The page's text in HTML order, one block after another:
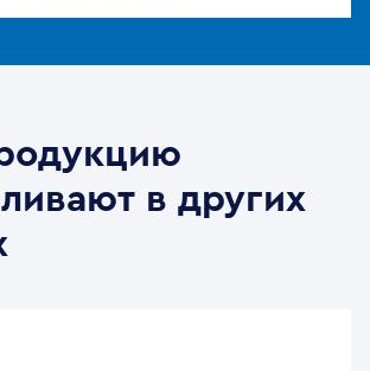
в других